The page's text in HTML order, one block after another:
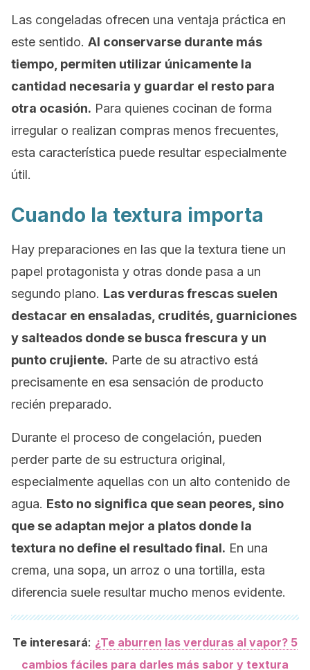
Las congeladas ofrecen una ventaja práctica en
este sentido. Al conservarse durante más
tiempo, permiten utilizar únicamente la
cantidad necesaria y guardar el resto para
otra ocasión. Para quienes cocinan de forma
irregular o realizan compras menos frecuentes,
esta característica puede resultar especialmente
útil.
Cuando la textura importa
Hay preparaciones en las que la textura tiene un
papel protagonista y otras donde pasa a un
segundo plano. Las verduras frescas suelen
destacar en ensaladas, crudités, guarniciones
y salteados donde se busca frescura y un
punto crujiente. Parte de su atractivo está
precisamente en esa sensación de producto
recién preparado.
Durante el proceso de congelación, pueden
perder parte de su estructura original,
especialmente aquellas con un alto contenido de
agua. Esto no significa que sean peores, sino
que se adaptan mejor a platos donde la
textura no define el resultado final. En una
crema, una sopa, un arroz o una tortilla, esta
diferencia suele resultar mucho menos evidente.
Te interesará: ¿Te aburren las verduras al vapor? 5
cambios fáciles para darles más sabor y textura